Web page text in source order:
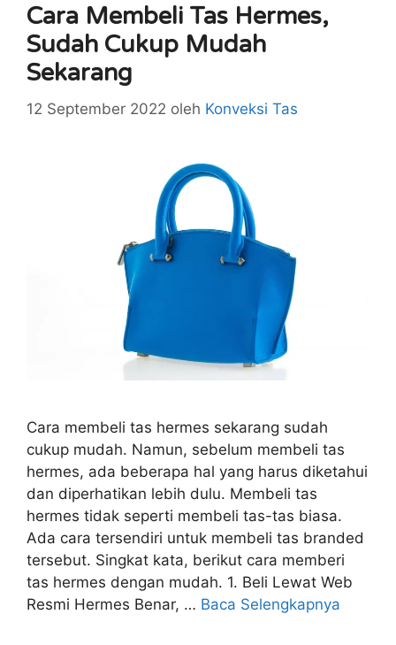
Cara Membeli Tas Hermes,
Sudah Cukup Mudah
Sekarang
12 September 2022 oleh Konveksi Tas
Cara membeli tas hermes sekarang sudah
cukup mudah. Namun, sebelum membeli tas
hermes, ada beberapa hal yang harus diketahui
dan diperhatikan lebih dulu. Membeli tas
hermes tidak seperti membeli tas-tas biasa.
Ada cara tersendiri untuk membeli tas branded
tersebut. Singkat kata, berikut cara memberi
tas hermes dengan mudah. 1. Beli Lewat Web
Resmi Hermes Benar, … Baca Selengkapnya